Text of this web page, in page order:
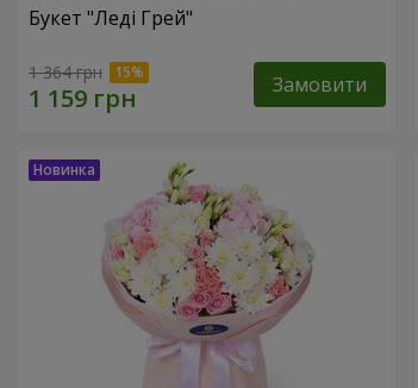
Букет "Леді Грей"
1 364 грн Замовити